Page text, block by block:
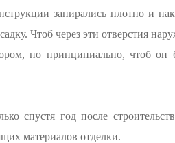
запирались плотно и
Чтоб через эти отверстия
но принципиально, чтоб
спустя год после
материалов отделки.